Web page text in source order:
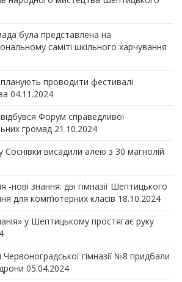
була представлена на
саміті шкільного харчування
проводити фестивалі
04.11.2024
Форум справедливої
громад 21.10.2024
Соснівки висадили алею з 30 магнолій
нові знання: дві гімназії Шептицького
для комп’ютерних класів 18.10.2024
у Шептицькому простягає руку
Червоноградської гімназії №8 придбали
05.04.2024